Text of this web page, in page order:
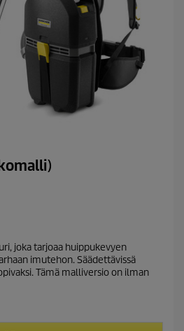
joka tarjoaa huippukevyen
imutehon. Säädettävissä
Tämä malliversio on ilman